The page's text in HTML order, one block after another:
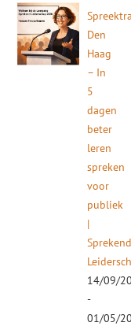
Den
Haag
– In
5
dagen
beter
leren
spreken
voor
publiek
|
14/09/
-
01/05/